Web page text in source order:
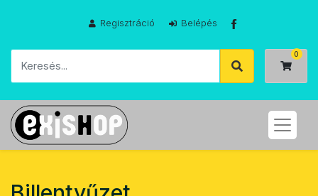
Regisztráció Belépés